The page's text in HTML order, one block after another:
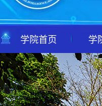
学院首页 学